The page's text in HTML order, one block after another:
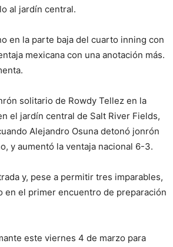
al jardín central.
en la parte baja del cuarto inning con
mexicana con una anotación más.
solitario de Rowdy Tellez en la
el jardín central de Salt River Fields,
Alejandro Osuna detonó jonrón
y aumentó la ventaja nacional 6-3.
y, pese a permitir tres imparables,
en el primer encuentro de preparación
este viernes 4 de marzo para